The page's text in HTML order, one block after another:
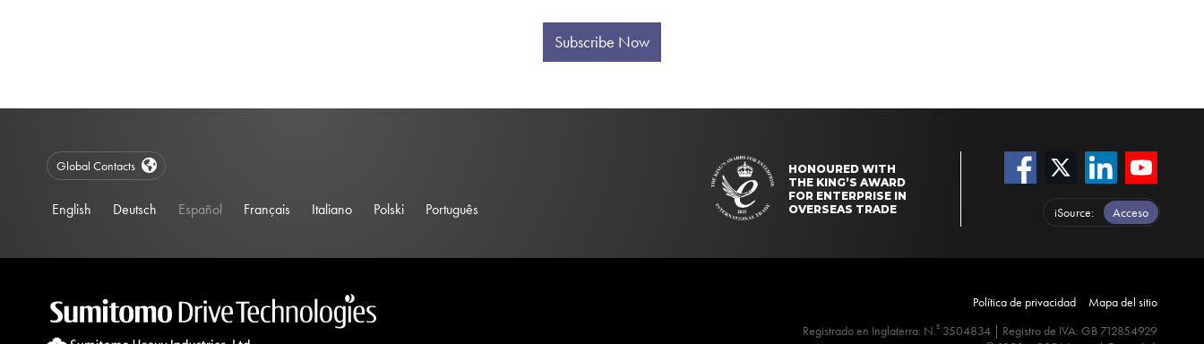
Subscribe Now
HONOURED WITH
THE KING’S AWARD
FOR ENTERPRISE IN
OVERSEAS TRADE
iSource Acceso
Global Contacts
English Deutsch Español Français Italiano Polski Português
Política de privacidad
Mapa del sitio
Registrado en Inglaterra: N.º 3504834 | Registro de IVA: GB 712854929